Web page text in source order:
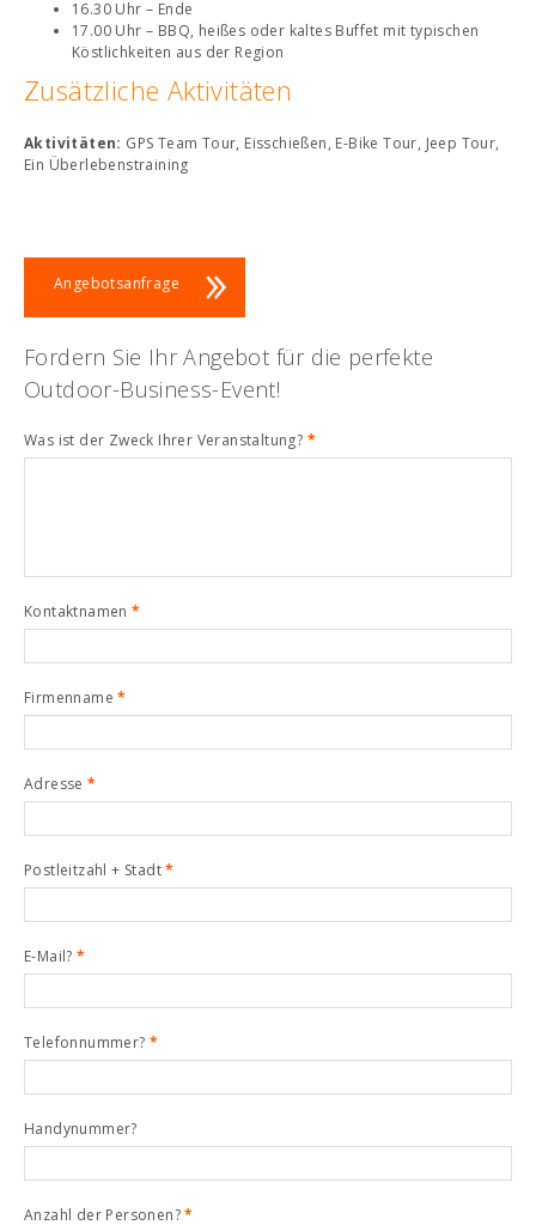
16.30 Uhr – Ende
17.00 Uhr – BBQ, heißes oder kaltes Buffet mit typischen
Köstlichkeiten aus der Region
Zusätzliche Aktivitäten
Aktivitäten: GPS Team Tour, Eisschießen, E-Bike Tour, Jeep Tour,
Ein Überlebenstraining
Angebotsanfrage
Fordern Sie Ihr Angebot für die perfekte
Outdoor-Business-Event!
Was ist der Zweck Ihrer Veranstaltung? *
Kontaktnamen*
Firmenname*
Adresse*
Postleitzahl + Stadt*
E-Mail?*
Telefonnummer? *
Handynummer?
Anzahl der Personen?*